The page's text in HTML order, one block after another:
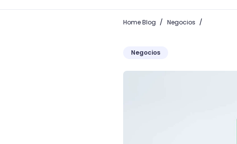
Home Blog / Negocios /
Negocios
¿Cómo usar la función